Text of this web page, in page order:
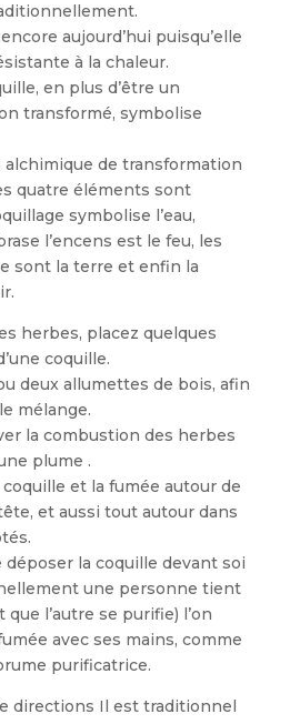
aujourd’hui puisqu’elle
à la chaleur.
en plus d’être un
transformé, symbolise
alchimique de transformation
quatre éléments sont
symbolise l’eau,
l’encens est le feu, les
sont la terre et enfin la
herbes, placez quelques
coquille.
deux allumettes de bois, afin
mélange.
la combustion des herbes
plume .
et la fumée autour de
et aussi tout autour dans
déposer la coquille devant soi
une personne tient
l’autre se purifie) l’on
avec ses mains, comme
purificatrice.
directions Il est traditionnel